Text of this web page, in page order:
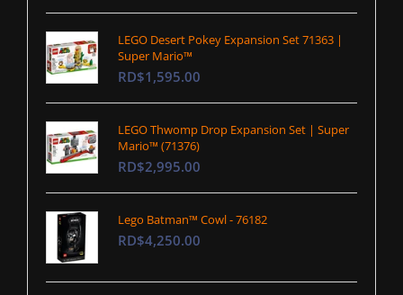
LEGO Desert Pokey Expansion Set 71363 |
Super Mario™
RD$1,595.00
LEGO Thwomp Drop Expansion Set | Super
Mario™ (71376)
RD$2,995.00
Lego Batman™ Cowl - 76182
RD$4,250.00